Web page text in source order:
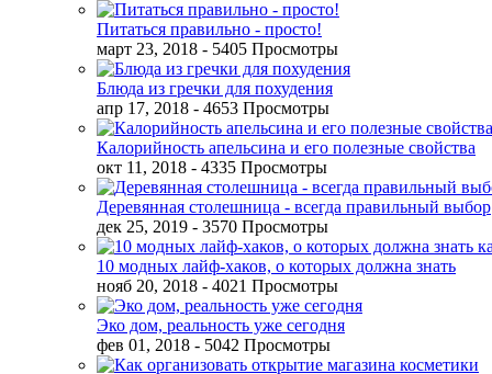
Питаться правильно - просто!
март 23, 2018 - 5405 Просмотры
Блюда из гречки для похудения
апр 17, 2018 - 4653 Просмотры
Калорийность апельсина и его полезные свойства
окт 11, 2018 - 4335 Просмотры
Деревянная столешница - всегда правильный выбор
дек 25, 2019 - 3570 Просмотры
10 модных лайф-хаков, о которых должна знать
нояб 20, 2018 - 4021 Просмотры
Эко дом, реальность уже сегодня
фев 01, 2018 - 5042 Просмотры